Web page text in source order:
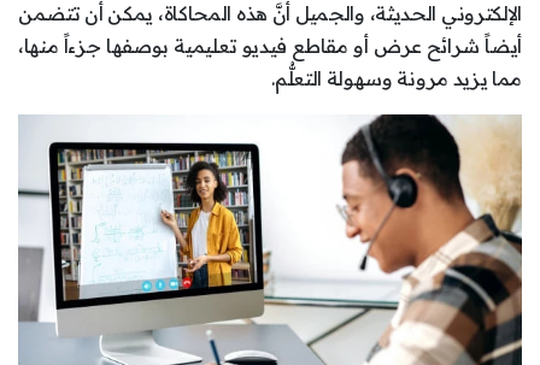
الإلكتروني الحديثة، والجميل أنَّ هذه المحاكاة، يمكن أن تتضمن
أيضاً شرائح عرض أو مقاطع فيديو تعليمية بوصفها جزءاً منها،
مما يزيد مرونة وسهولة التعلُّم.